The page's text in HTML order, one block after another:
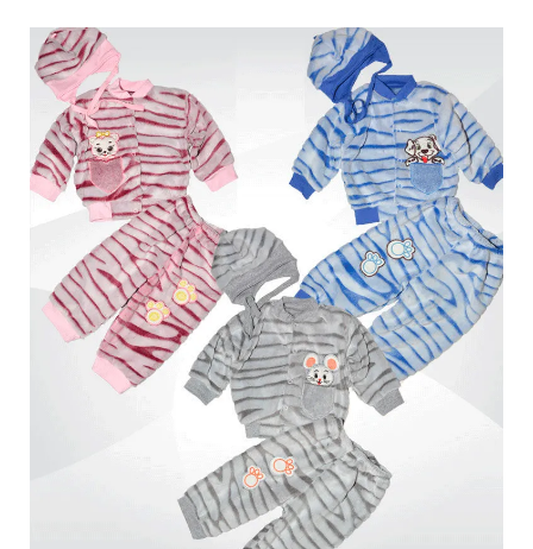
Обмен и возврат
Оптовикам
Контакты
Пн-Пт: с 8.00 до 17.00
(097) 779 44 39
Виктория
(097) 779 44 39
sofiyatextil@gmail.com
г. Горишние Плавни, ул. Строна 3, 2 этаж, София Текстиль